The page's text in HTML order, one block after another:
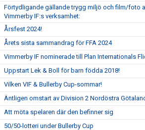
Förtydligande gällande trygg miljö och film/foto
Vimmerby IF:s verksamhet:
Årsfest 2024!
Årets sista sammandrag för FFA 2024
Vimmerby IF nominerade till Plan Internationals
Uppstart Lek & Boll för barn födda 2018!
Vilken VIF & Bullerby Cup-sommar!
Äntligen omstart av Division 2 Nordöstra
Att möta spelaren där den befinner sig
50/50-lotteri under Bullerby Cup